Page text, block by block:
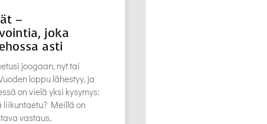
–
joka
asti
joogaan, nyt tai
loppu lähestyy, ja
on vielä yksi kysymys:
liikuntaetu? Meillä on
vastaus,